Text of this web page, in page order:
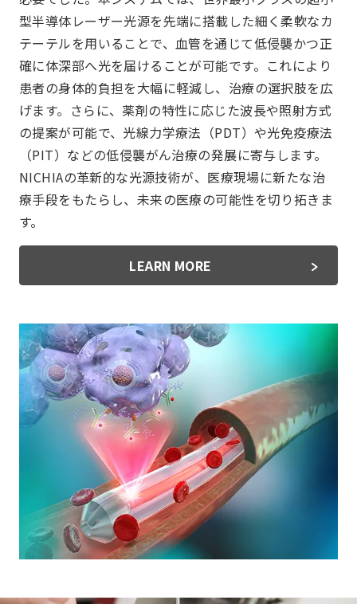
型半導体レーザー光源を先端に搭載した細く柔軟なカ
テーテルを用いることで、血管を通じて低侵襲かつ正
確に体深部へ光を届けることが可能です。これにより
患者の身体的負担を大幅に軽減し、治療の選択肢を広
げます。さらに、薬剤の特性に応じた波長や照射方式
の提案が可能で、光線力学療法（PDT）や光免疫療法
（PIT）などの低侵襲がん治療の発展に寄与します。
NICHIAの革新的な光源技術が、医療現場に新たな治
療手段をもたらし、未来の医療の可能性を切り拓きま
す。
LEARN MORE